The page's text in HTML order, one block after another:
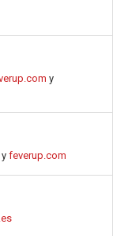
y
y feverup.com